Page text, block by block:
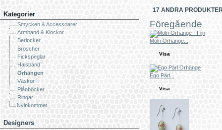
Kategorier
Smycken & Accessoarer
Armband & Klockor
Berlocker
Broscher
Fickspeglar
Halsband
Örhängen
Väskor
Plånböcker
Ringar
Nyinkommet
Designers
17 ANDRA
Föregående
Moln Örhänge...
Visa
Ego Pärl...
Visa